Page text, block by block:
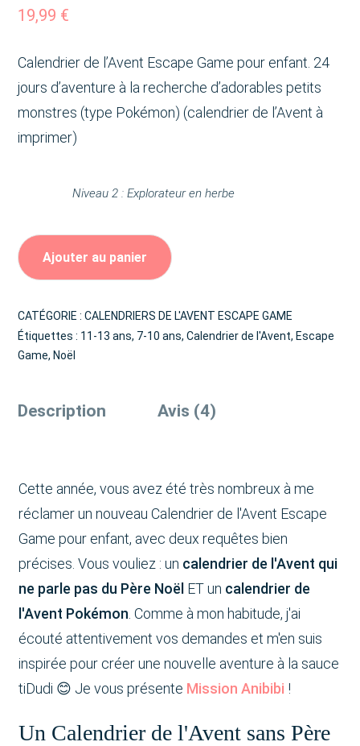
19,99 €
Calendrier de l’Avent Escape Game pour enfant. 24
jours d’aventure à la recherche d’adorables petits
monstres (type Pokémon) (calendrier de l’Avent à
imprimer)
Niveau 2 : Explorateur en herbe
Ajouter au panier
CATÉGORIE : CALENDRIERS DE L'AVENT ESCAPE GAME
Étiquettes : 11-13 ans, 7-10 ans, Calendrier de l'Avent, Escape
Game, Noël
Description Avis (4)
Cette année, vous avez été très nombreux à me
réclamer un nouveau Calendrier de l'Avent Escape
Game pour enfant, avec deux requêtes bien
précises. Vous vouliez : un calendrier de l'Avent qui
ne parle pas du Père Noël ET un calendrier de
l'Avent Pokémon . Comme à mon habitude, j'ai
écouté attentivement vos demandes et m'en suis
inspirée pour créer une nouvelle aventure à la sauce
tiDudi 😊 Je vous présente Mission Anibibi !
Un Calendrier de l'Avent sans Père